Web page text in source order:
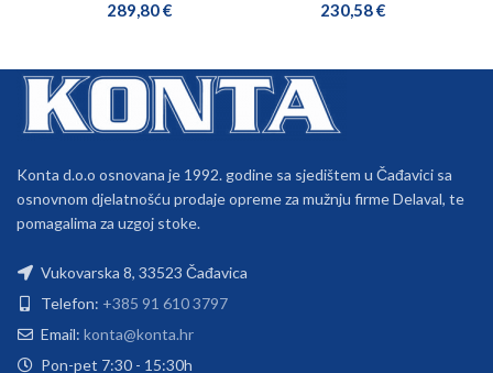
289,80€ 230,58€
Konta d.o.o osnovana je 1992. godine sa sjedištem u Čađavici sa
osnovnom djelatnošću prodaje opreme za mužnju firme Delaval, te
pomagalima za uzgoj stoke.
Vukovarska 8, 33523 Čađavica
Telefon: +385 91 610 3797
Email: konta@konta.hr
Pon-pet 7:30 - 15:30h